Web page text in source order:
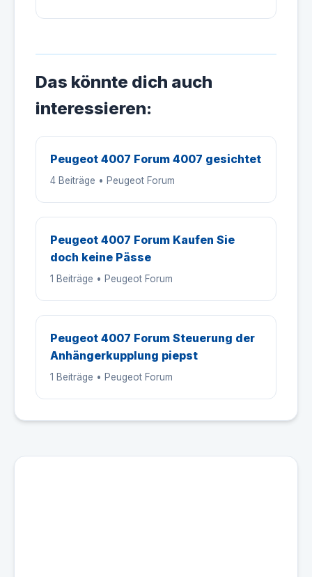
Das könnte dich auch
interessieren:
Peugeot 4007 Forum 4007 gesichtet
4 Beiträge • Peugeot Forum
Peugeot 4007 Forum Kaufen Sie
doch keine Pässe
1 Beiträge • Peugeot Forum
Peugeot 4007 Forum Steuerung der
Anhängerkupplung piepst
1 Beiträge • Peugeot Forum